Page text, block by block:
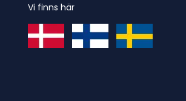
Vi finns här